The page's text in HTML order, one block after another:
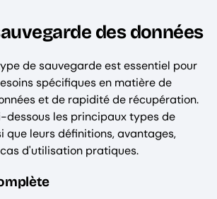
des données
de sauvegarde est essentiel pour
spécifiques en matière de
et de rapidité de récupération.
dessous les principaux types de
que leurs définitions, avantages,
d'utilisation pratiques.